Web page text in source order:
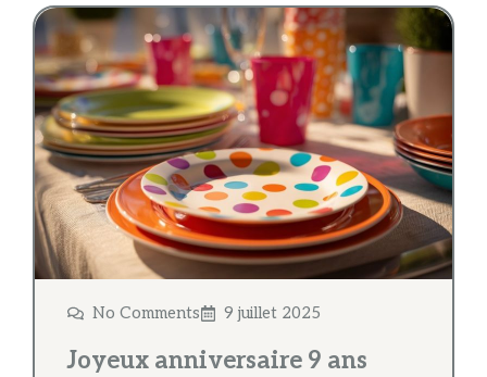
No Comments 9 juillet 2025
Joyeux anniversaire 9 ans